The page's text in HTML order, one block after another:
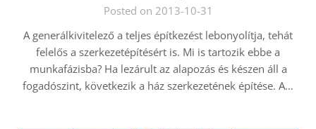
Posted on 2013-10-31
A generálkivitelező a teljes építkezést lebonyolítja, tehát
felelős a szerkezetépítésért is. Mi is tartozik ebbe a
munkafázisba? Ha lezárult az alapozás és készen áll a
fogadószint, következik a ház szerkezetének építése. A…